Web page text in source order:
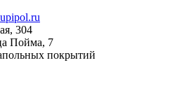
304
Пойма, 7
покрытий